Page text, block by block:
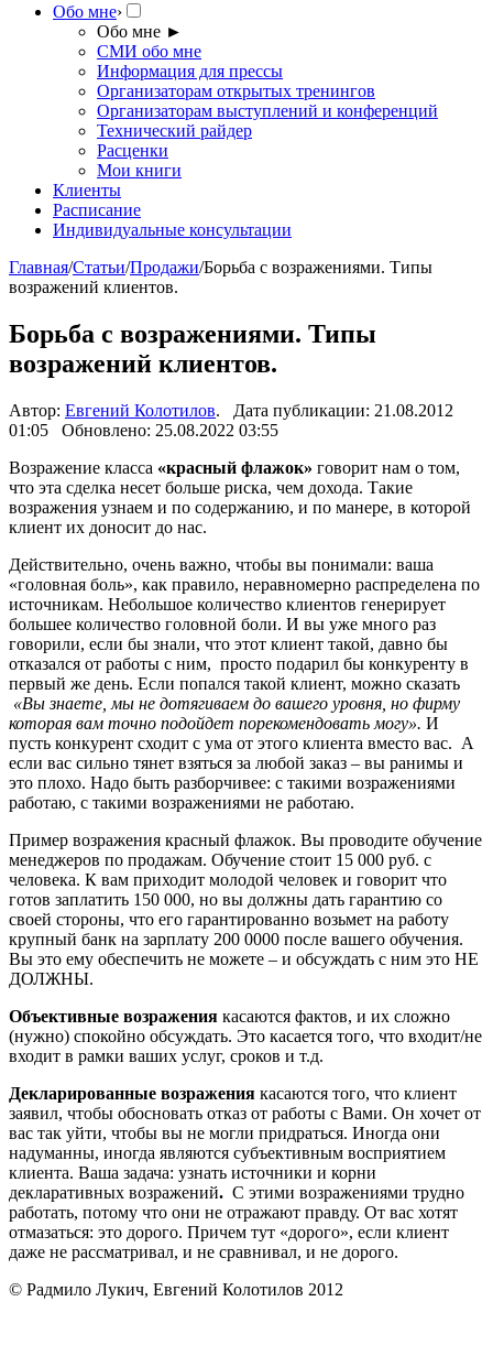
Обо мне›
Обо мне ►
СМИ обо мне
Информация для прессы
Организаторам открытых тренингов
Организаторам выступлений и конференций
Технический райдер
Расценки
Мои книги
Клиенты
Расписание
Индивидуальные консультации
Главная/Статьи/Продажи/Борьба с возражениями. Типы
возражений клиентов.
Борьба с возражениями. Типы
возражений клиентов.
Автор: Евгений Колотилов. Дата публикации: 21.08.2012
01:05 Обновлено: 25.08.2022 03:55
Возражение класса «красный флажок» говорит нам о том,
что эта сделка несет больше риска, чем дохода. Такие
возражения узнаем и по содержанию, и по манере, в которой
клиент их доносит до нас.
Действительно, очень важно, чтобы вы понимали: ваша
«головная боль», как правило, неравномерно распределена по
источникам. Небольшое количество клиентов генерирует
большее количество головной боли. И вы уже много раз
говорили, если бы знали, что этот клиент такой, давно бы
отказался от работы с ним, просто подарил бы конкуренту в
первый же день. Если попался такой клиент, можно сказать
«Вы знаете, мы не дотягиваем до вашего уровня, но фирму
которая вам точно подойдет порекомендовать могу». И
пусть конкурент сходит с ума от этого клиента вместо вас. А
если вас сильно тянет взяться за любой заказ – вы ранимы и
это плохо. Надо быть разборчивее: с такими возражениями
работаю, с такими возражениями не работаю.
Пример возражения красный флажок. Вы проводите обучение
менеджеров по продажам. Обучение стоит 15 000 руб. с
человека. К вам приходит молодой человек и говорит что
готов заплатить 150 000, но вы должны дать гарантию со
своей стороны, что его гарантированно возьмет на работу
крупный банк на зарплату 200 0000 после вашего обучения.
Вы это ему обеспечить не можете – и обсуждать с ним это НЕ
ДОЛЖНЫ.
Объективные возражения касаются фактов, и их сложно
(нужно) спокойно обсуждать. Это касается того, что входит/не
входит в рамки ваших услуг, сроков и т.д.
Декларированные возражения касаются того, что клиент
заявил, чтобы обосновать отказ от работы с Вами. Он хочет от
вас так уйти, чтобы вы не могли придраться. Иногда они
надуманны, иногда являются субъективным восприятием
клиента. Ваша задача: узнать источники и корни
декларативных возражений. С этими возражениями трудно
работать, потому что они не отражают правду. От вас хотят
отмазаться: это дорого. Причем тут «дорого», если клиент
даже не рассматривал, и не сравнивал, и не дорого.
© Радмило Лукич, Евгений Колотилов 2012